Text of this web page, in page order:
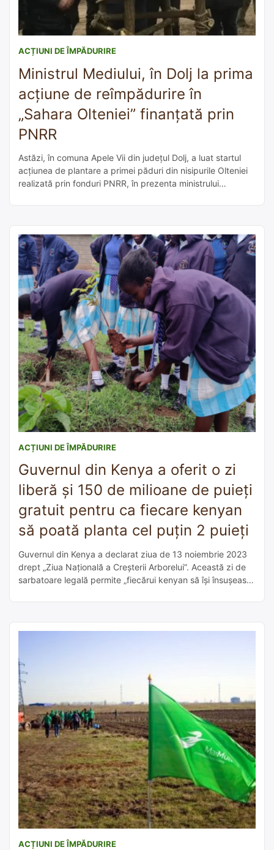
ACȚIUNI DE ÎMPĂDURIRE
Ministrul Mediului, în Dolj la prima
acțiune de reîmpădurire în
„Sahara Olteniei” finanțată prin
PNRR
Astăzi, în comuna Apele Vii din județul Dolj, a luat startul
acțiunea de plantare a primei păduri din nisipurile Olteniei
realizată prin fonduri PNRR, în prezenta ministrului
Pădurii”, care […]
ACȚIUNI DE ÎMPĂDURIRE
Guvernul din Kenya a oferit o zi
liberă și 150 de milioane de puieți
gratuit pentru ca fiecare kenyan
să poată planta cel puțin 2 puieți
Guvernul din Kenya a declarat ziua de 13 noiembrie 2023
drept „Ziua Națională a Creșterii Arborelui”. Această zi de
sarbatoare legală permite „fiecărui kenyan să își însușeascș
având […]
ACȚIUNI DE ÎMPĂDURIRE